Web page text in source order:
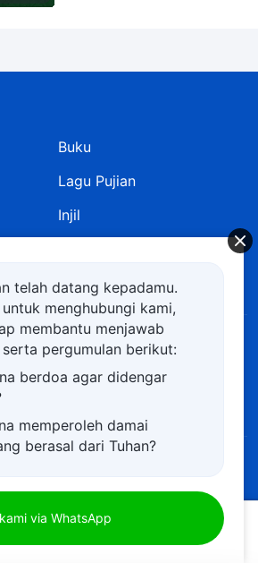
Buku
Lagu Pujian
Injil
Tentang Kami
Tuhan Yang Mahakuasa
telah datang kepadamu.
menghubungi kami,
membantu menjawab
pergumulan berikut:
berdoa agar didengar
memperoleh damai
berasal dari Tuhan?
Tuhan.
menyambut kedatangan
via WhatsApp